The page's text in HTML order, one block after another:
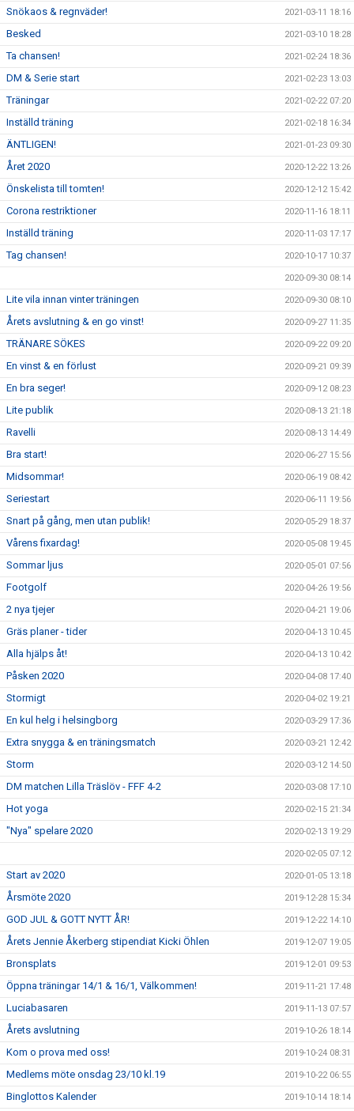
Snökaos & regnväder! 2021-03-11 18:16
Besked 2021-03-10 18:28
Ta chansen! 2021-02-24 18:36
DM & Serie start 2021-02-23 13:03
Träningar 2021-02-22 07:20
Inställd träning 2021-02-18 16:34
ÄNTLIGEN! 2021-01-23 09:30
Året 2020 2020-12-22 13:26
Önskelista till tomten! 2020-12-12 15:42
Corona restriktioner 2020-11-16 18:11
Inställd träning 2020-11-03 17:17
Tag chansen! 2020-10-17 10:37
2020-09-30 08:14
Lite vila innan vinter träningen 2020-09-30 08:10
Årets avslutning & en go vinst! 2020-09-27 11:35
TRÄNARE SÖKES 2020-09-22 09:20
En vinst & en förlust 2020-09-21 09:39
En bra seger! 2020-09-12 08:23
Lite publik 2020-08-13 21:18
Ravelli 2020-08-13 14:49
Bra start! 2020-06-27 15:56
Midsommar! 2020-06-19 08:42
Seriestart 2020-06-11 19:56
Snart på gång, men utan publik! 2020-05-29 18:37
Vårens fixardag! 2020-05-08 19:45
Sommar ljus 2020-05-01 07:56
Footgolf 2020-04-26 19:56
2 nya tjejer 2020-04-21 19:06
Gräs planer - tider 2020-04-13 10:45
Alla hjälps åt! 2020-04-13 10:42
Påsken 2020 2020-04-08 17:40
Stormigt 2020-04-02 19:21
En kul helg i helsingborg 2020-03-29 17:36
Extra snygga & en träningsmatch 2020-03-21 12:42
Storm 2020-03-12 14:50
DM matchen Lilla Träslöv - FFF 4-2 2020-03-08 17:10
Hot yoga 2020-02-15 21:34
"Nya" spelare 2020 2020-02-13 19:29
2020-02-05 07:12
Start av 2020 2020-01-05 13:18
Årsmöte 2020 2019-12-28 15:34
GOD JUL & GOTT NYTT ÅR! 2019-12-22 14:10
Årets Jennie Åkerberg stipendiat Kicki Öhlen 2019-12-07 19:05
Bronsplats 2019-12-01 09:53
Öppna träningar 14/1 & 16/1, Välkommen! 2019-11-21 17:48
Luciabasaren 2019-11-13 07:57
Årets avslutning 2019-10-26 18:14
Kom o prova med oss! 2019-10-24 08:31
Medlems möte onsdag 23/10 kl.19 2019-10-22 06:55
Binglottos Kalender 2019-10-14 18:14